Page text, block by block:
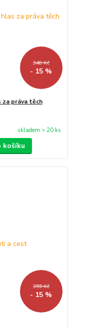
348 Kč
- 15 %
za práva těch
skladem > 20 ks
košíku
355 Kč
- 15 %